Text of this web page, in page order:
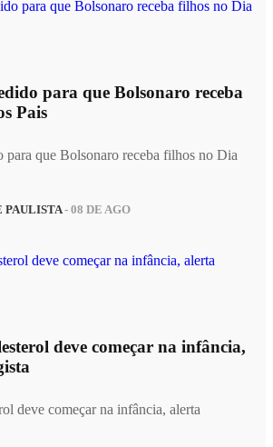
para que Bolsonaro receba
Pais
para que Bolsonaro receba filhos no Dia
PAULISTA- 08 DE AGO
deve começar na infância,
deve começar na infância, alerta